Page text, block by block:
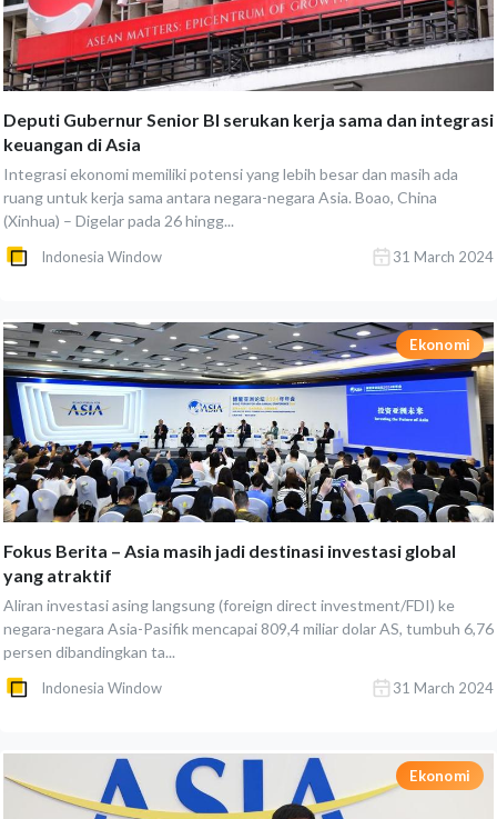
Deputi Gubernur Senior BI serukan kerja sama dan integrasi
keuangan di Asia
Integrasi ekonomi memiliki potensi yang lebih besar dan masih ada
ruang untuk kerja sama antara negara-negara Asia. Boao, China
(Xinhua) – Digelar pada 26 hingg...
Indonesia Window 31 March 2024
Ekonomi
Fokus Berita – Asia masih jadi destinasi investasi global
yang atraktif
Aliran investasi asing langsung (foreign direct investment/FDI) ke
negara-negara Asia-Pasifik mencapai 809,4 miliar dolar AS, tumbuh 6,76
persen dibandingkan ta...
Indonesia Window 31 March 2024
Ekonomi